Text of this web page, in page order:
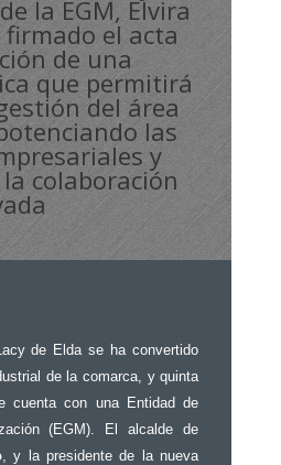
la EGM, Elvira
el acta
de una
que permitirá
del área
las
y
colaboración
de Elda se ha convertido
de la comarca, y quinta
cuenta con una Entidad de
(EGM). El alcalde de
, y la presidente de la nueva